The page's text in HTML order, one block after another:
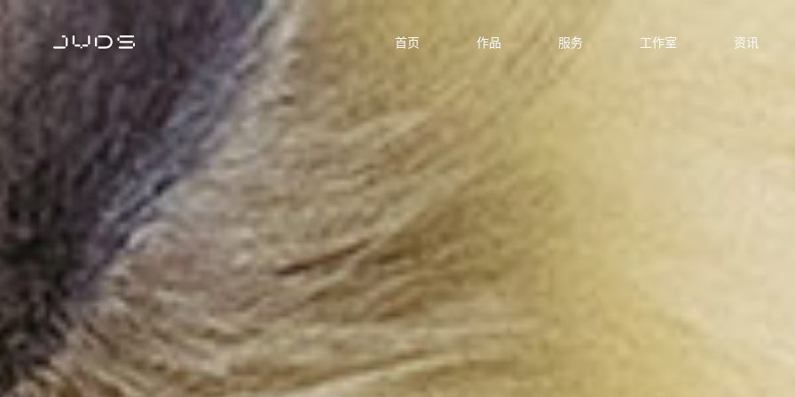
首页 作品 服务 工作室 资讯